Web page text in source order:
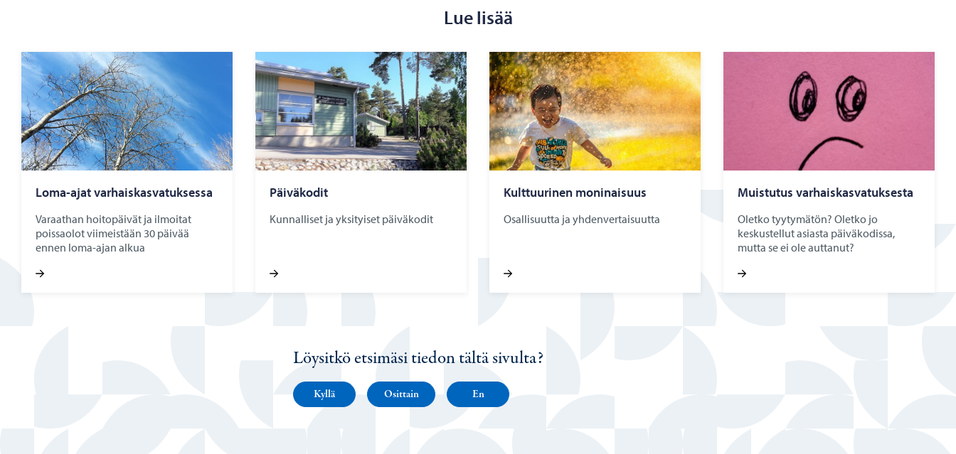
Lue lisää
Loma-​ajat var­hais­kas­va­tuk­ses­sa
Varaathan hoitopäivät ja ilmoitat
poissaolot viimeistään 30 päivää
ennen loma-ajan alkua
Päi­vä­ko­dit
Kunnalliset ja yksityiset päiväkodit
Kult­tuu­ri­nen mo­ni­nai­suus
Osallisuutta ja yhdenvertaisuutta
Muis­tu­tus var­hais­kas­va­tuk­ses­ta
Oletko tyytymätön? Oletko jo
keskustellut asiasta päiväkodissa,
mutta se ei ole auttanut?
Löysitkö etsimäsi tiedon tältä sivulta?
Kyllä Osittain En